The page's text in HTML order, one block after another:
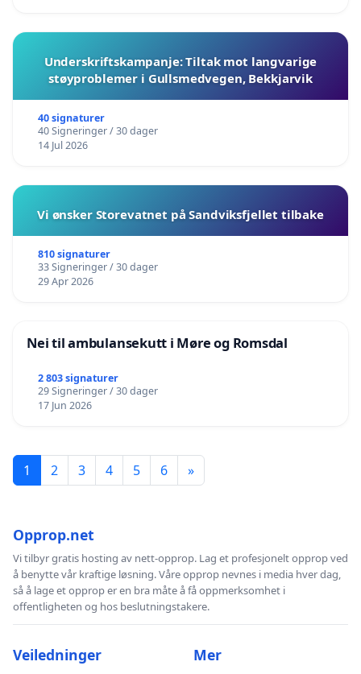
Underskriftskampanje: Tiltak mot langvarige
støyproblemer i Gullsmedvegen, Bekkjarvik
40 signaturer
40 Signeringer / 30 dager
14 Jul 2026
Vi ønsker Storevatnet på Sandviksfjellet tilbake
810 signaturer
33 Signeringer / 30 dager
29 Apr 2026
Nei til ambulansekutt i Møre og Romsdal
2 803 signaturer
29 Signeringer / 30 dager
17 Jun 2026
1 2 3 4 5 6 »
Opprop.net
Vi tilbyr gratis hosting av nett-opprop. Lag et profesjonelt opprop ved
å benytte vår kraftige løsning. Våre opprop nevnes i media hver dag,
så å lage et opprop er en bra måte å få oppmerksomhet i
offentligheten og hos beslutningstakere.
Veiledninger Mer